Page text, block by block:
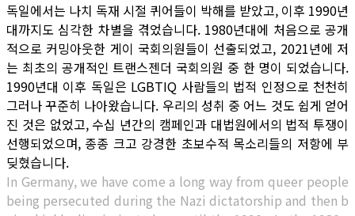
독일에서는 나치 독재 시절 퀴어들이 박해를 받았고, 이후 1990년
대까지도 심각한 차별을 겪었습니다. 1980년대에 처음으로 공개
적으로 커밍아웃한 게이 국회의원들이 선출되었고, 2021년에 저
는 최초의 공개적인 트랜스젠더 국회의원 중 한 명이 되었습니다.
1990년대 이후 독일은 LGBTIQ 사람들의 법적 인정으로 천천히
그러나 꾸준히 나아왔습니다. 우리의 성취 중 어느 것도 쉽게 얻어
진 것은 없었고, 수십 년간의 캠페인과 대법원에서의 법적 투쟁이
선행되었으며, 종종 크고 강경한 초보수적 목소리들의 저항에 부
딪혔습니다.
In Germany, we have come a long way from queer people
being persecuted during the Nazi dictatorship and then b